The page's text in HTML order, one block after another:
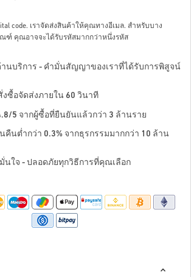
code. เราจัดส่งสินค้าให้คุณทางอีเมล. สำหรับบาง
ฑ์ คุณอาจจะได้รับรหัสมากกว่าหนึ่งรหัส
านบริการ - คำมั่นสัญญาของเราที่ได้รับการพิสูจน์
งซื้อจัดส่งภายใน 60 วินาที
5 จากผู้ซื้อที่ยืนยันแล้วกว่า 3 ล้านราย
คืนต่ำกว่า 0.3% จากธุรกรรมมากกว่า 10 ล้าน
นใจ - ปลอดภัยทุกวิธีการที่คุณเลือก